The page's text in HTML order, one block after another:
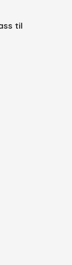
til